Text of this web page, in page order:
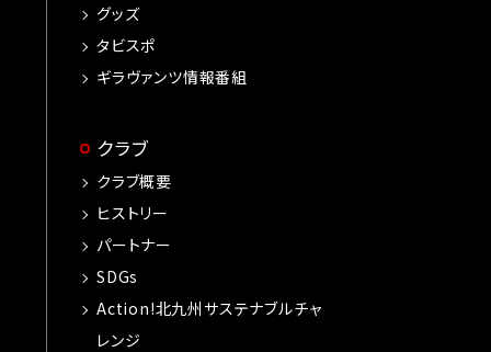
グッズ
タビスポ
ギラヴァンツ情報番組
クラブ
クラブ概要
ヒストリー
パートナー
SDGs
Action!北九州サステナブルチャ
レンジ